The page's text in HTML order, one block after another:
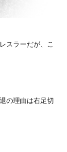
スラーだが、こ
の理由は右足切